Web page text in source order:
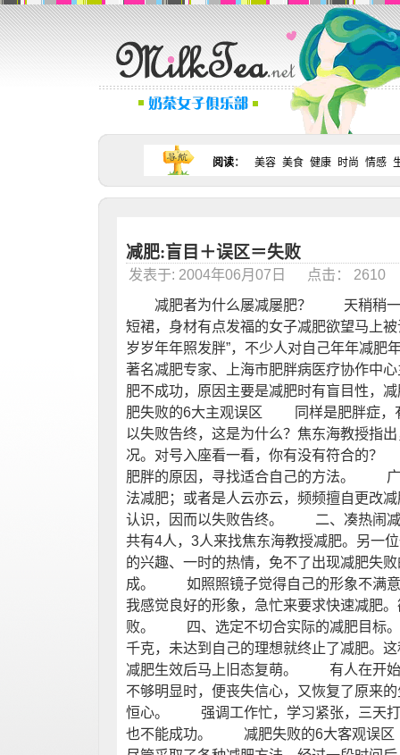
阅读： 美容 美食 健康 时尚 情感
减肥:盲目＋误区＝失败
发表于: 2004年06月07日 点击： 2610
减肥者为什么屡减屡肥？ 天稍稍一
短裙，身材有点发福的女子减肥欲望马上
岁岁年年照发胖”，不少人对自己年年减肥
著名减肥专家、上海市肥胖病医疗协作中
肥不成功，原因主要是减肥时有盲目性
肥失败的6大主观误区 同样是肥胖症，
以失败告终，这是为什么？焦东海教授指
况。对号入座看一看，你有没有符合的
肥胖的原因，寻找适合自己的方法。 广
法减肥；或者是人云亦云，频频擅自更改
认识，因而以失败告终。 二、凑热闹
共有4人，3人来找焦东海教授减肥。另一
的兴趣、一时的热情，免不了出现减肥
成。 如照照镜子觉得自己的形象不满意
我感觉良好的形象，急忙来要求快速减肥
败。 四、选定不切合实际的减肥目标
千克，未达到自己的理想就终止了减肥
减肥生效后马上旧态复萌。 有人在开始
不够明显时，便丧失信心，又恢复了原
恒心。 强调工作忙，学习紧张，三天打
也不能成功。 减肥失败的6大客观误